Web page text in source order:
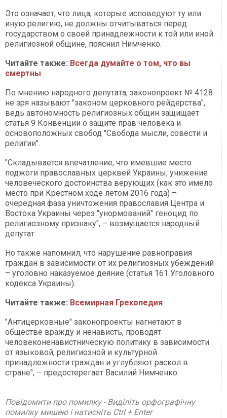
Это означает, что лица, которые исповедуют ту или
иную религию, не должны отчитываться перед
государством о своей принадлежности к той или иной
религиозной общине, пояснил Нимченко.
Читайте также: Всегда думайте о том, что вы
смертны
По мнению народного депутата, законопроект № 4128
не зря называют "законом церковного рейдерства",
ведь автономность религиозных общин защищает
статья 9 Конвенции о защите прав человека и
основоположных свобод "Свобода мысли, совести и
религии".
"Складывается впечатление, что имевшие место
поджоги православных церквей Украины, унижение
человеческого достоинства верующих (как это имело
место при Крестном ходе летом 2016 года) –
очередная фаза уничтожения православия Центра и
Востока Украины через "унормований" геноцид по
религиозному признаку", – возмущается народный
депутат.
Но также напомнил, что нарушение равноправия
граждан в зависимости от их религиозных убеждений
– уголовно наказуемое деяние (статья 161 Уголовного
кодекса Украины).
Читайте также: Всемирная Грехопедия
"Антицерковные" законопроекты нагнетают в
обществе вражду и ненависть, проводят
человеконенавистническую политику в зависимости
от языковой, религиозной и культурной
принадлежности граждан и углубляют раскол в
стране", – предостерегает Василий Нимченко.
Повідомити про помилку - Виділіть орфографічну
помилку мишею і натисніть Ctrl + Enter